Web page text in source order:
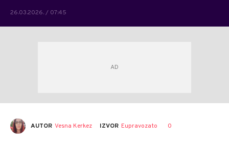
26.03.2026. / 07:45
AUTOR Vesna Kerkez IZVOR Eupravozato 0